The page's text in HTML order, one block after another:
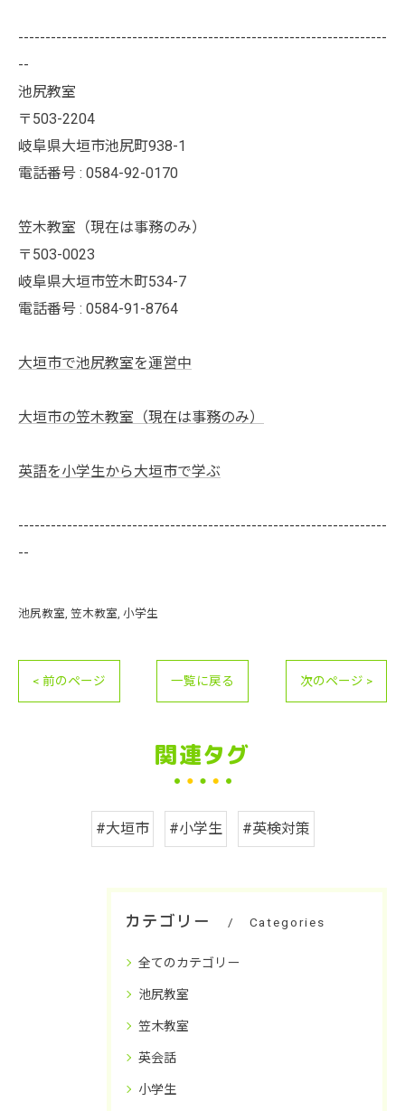
--------------------------------------------------------------------
--
池尻教室
〒503-2204
岐阜県大垣市池尻町938-1
電話番号 : 0584-92-0170
笠木教室（現在は事務のみ）
〒503-0023
岐阜県大垣市笠木町534-7
電話番号 : 0584-91-8764
大垣市で池尻教室を運営中
大垣市の笠木教室（現在は事務のみ）
英語を小学生から大垣市で学ぶ
--------------------------------------------------------------------
--
池尻教室 笠木教室 小学生
< 前のページ 一覧に戻る 次のページ >
関連タグ
#大垣市 #小学生 #英検対策
カテゴリー Categories
全てのカテゴリー
池尻教室
笠木教室
英会話
小学生